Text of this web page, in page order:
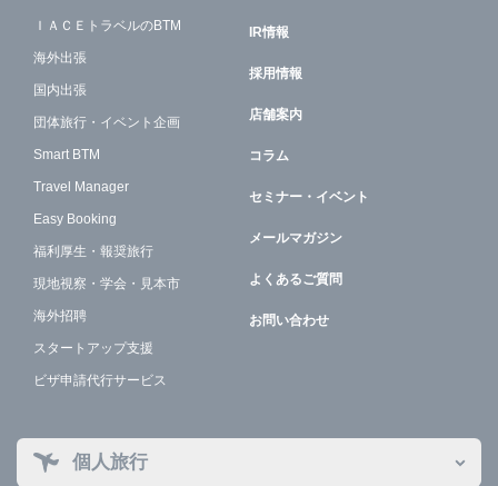
ＩＡＣＥトラベルのBTM
海外出張
国内出張
団体旅行・イベント企画
Smart BTM
Travel Manager
Easy Booking
福利厚生・報奨旅行
現地視察・学会・見本市
海外招聘
スタートアップ支援
ビザ申請代行サービス
IR情報
採用情報
店舗案内
コラム
セミナー・イベント
メールマガジン
よくあるご質問
お問い合わせ
個人旅行